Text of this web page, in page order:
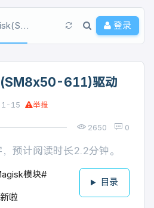
驱动 登录
611)驱动
15 举报
2650 0
预计阅读时长2.2分钟。
目录
模块#
啦